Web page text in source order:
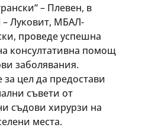
– Плевен, в
Луковит, МБАЛ-
проведе успешна
консултативна помощ
заболявания.
цел да предостави
съвети от
съдови хирурзи на
места.